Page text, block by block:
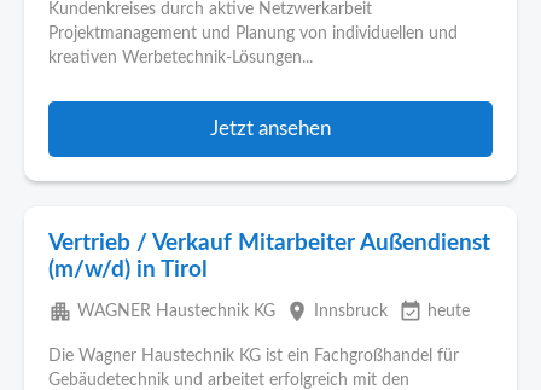
Kundenkreises durch aktive Netzwerkarbeit
Projektmanagement und Planung von individuellen und
kreativen Werbetechnik-Lösungen...
Jetzt ansehen
Vertrieb / Verkauf Mitarbeiter Außendienst
(m/w/d) in Tirol
apartment WAGNER Haustechnik KG place Innsbruck event_available heute
Die Wagner Haustechnik KG ist ein Fachgroßhandel für
Gebäudetechnik und arbeitet erfolgreich mit den